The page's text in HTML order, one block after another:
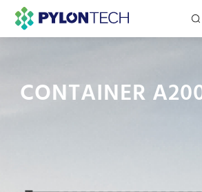
CONTAINER